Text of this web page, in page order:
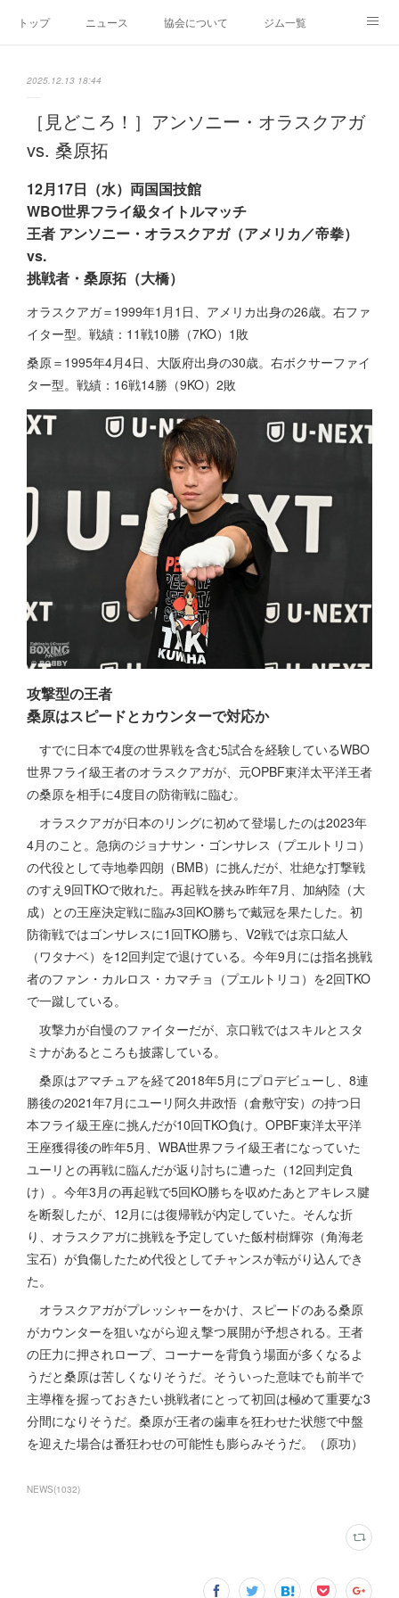
トップ ニュース 協会について ジム一覧
2025.12.13 18:44
［見どころ！］アンソニー・オラスクアガ
vs. 桑原拓
12月17日（水）両国国技館
WBO世界フライ級タイトルマッチ
王者 アンソニー・オラスクアガ（アメリカ／帝拳）
vs.
挑戦者・桑原拓（大橋）
オラスクアガ＝1999年1月1日、アメリカ出身の26歳。右ファ
イター型。戦績：11戦10勝（7KO）1敗
桑原＝1995年4月4日、大阪府出身の30歳。右ボクサーファイ
ター型。戦績：16戦14勝（9KO）2敗
攻撃型の王者
桑原はスピードとカウンターで対応か
すでに日本で4度の世界戦を含む5試合を経験しているWBO
世界フライ級王者のオラスクアガが、元OPBF東洋太平洋王者
の桑原を相手に4度目の防衛戦に臨む。
オラスクアガが日本のリングに初めて登場したのは2023年
4月のこと。急病のジョナサン・ゴンサレス（プエルトリコ）
の代役として寺地拳四朗（BMB）に挑んだが、壮絶な打撃戦
のすえ9回TKOで敗れた。再起戦を挟み昨年7月、加納陸（大
成）との王座決定戦に臨み3回KO勝ちで戴冠を果たした。初
防衛戦ではゴンサレスに1回TKO勝ち、V2戦では京口紘人
（ワタナベ）を12回判定で退けている。今年9月には指名挑戦
者のファン・カルロス・カマチョ（プエルトリコ）を2回TKO
で一蹴している。
攻撃力が自慢のファイターだが、京口戦ではスキルとスタ
ミナがあるところも披露している。
桑原はアマチュアを経て2018年5月にプロデビューし、8連
勝後の2021年7月にユーリ阿久井政悟（倉敷守安）の持つ日
本フライ級王座に挑んだが10回TKO負け。OPBF東洋太平洋
王座獲得後の昨年5月、WBA世界フライ級王者になっていた
ユーリとの再戦に臨んだが返り討ちに遭った（12回判定負
け）。今年3月の再起戦で5回KO勝ちを収めたあとアキレス腱
を断裂したが、12月には復帰戦が内定していた。そんな折
り、オラスクアガに挑戦を予定していた飯村樹輝弥（角海老
宝石）が負傷したため代役としてチャンスが転がり込んでき
た。
オラスクアガがプレッシャーをかけ、スピードのある桑原
がカウンターを狙いながら迎え撃つ展開が予想される。王者
の圧力に押されロープ、コーナーを背負う場面が多くなるよ
うだと桑原は苦しくなりそうだ。そういった意味でも前半で
主導権を握っておきたい挑戦者にとって初回は極めて重要な3
分間になりそうだ。桑原が王者の歯車を狂わせた状態で中盤
を迎えた場合は番狂わせの可能性も膨らみそうだ。（原功）
NEWS(1032)